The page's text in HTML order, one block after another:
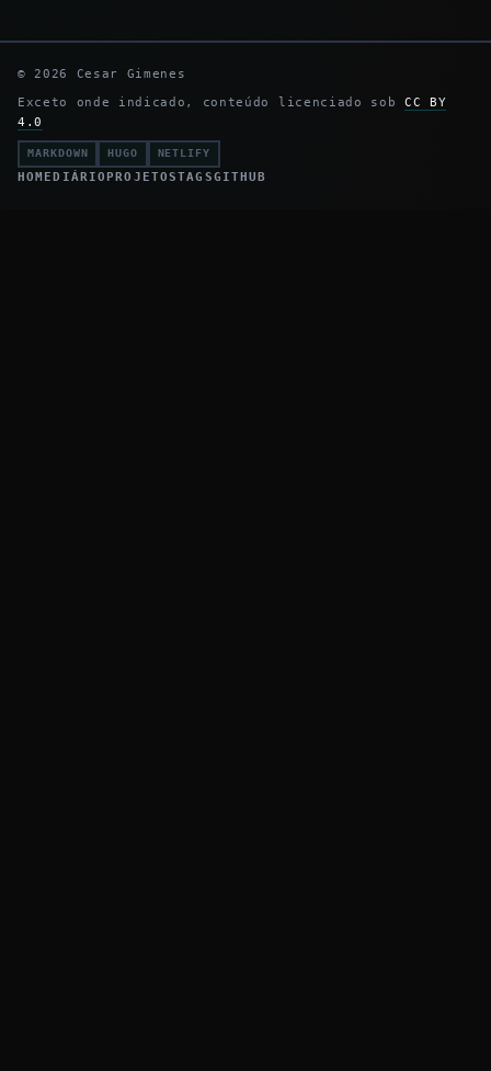
© 2026 Cesar Gimenes
Exceto onde indicado, conteúdo licenciado sob CC BY
4.0
MARKDOWN HUGO NETLIFY
HOMEDIÁRIO PROJETOSTAGSGITHUB